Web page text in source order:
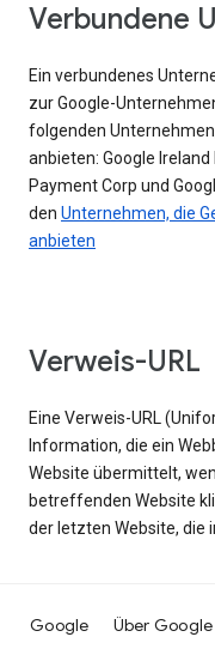
Verbundene
Ein verbundenes
zur Google-
folgenden
anbieten: Google
Payment Corp und
den Unternehmen, die
anbieten
Verweis-URL
Eine Verweis-URL
Information, die ein
Website übermittelt,
betreffenden Website
der letzten Website, die
Google Über Google